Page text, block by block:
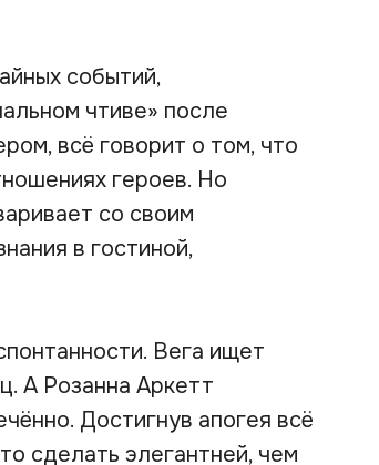
событий,
чтиве» после
всё говорит о том, что
героев. Но
со своим
в гостиной,
Вега ищет
А Розанна Аркетт
Достигнув апогея всё
сделать элегантней, чем